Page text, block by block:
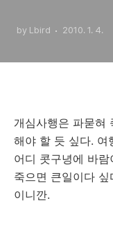
by Lbird 2010. 1. 4.
개심사행은 파묻혀
해야 할 듯 싶다. 여
어디 콧구녕에 바
죽으면 큰일이다
이니깐.